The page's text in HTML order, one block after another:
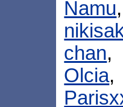
Namu
chan,
Olcia,